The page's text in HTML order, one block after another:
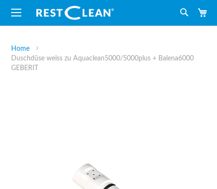
Suche
Home
Duschdüse weiss zu Aquaclean5000/5000plus + Balena6000
GEBERIT